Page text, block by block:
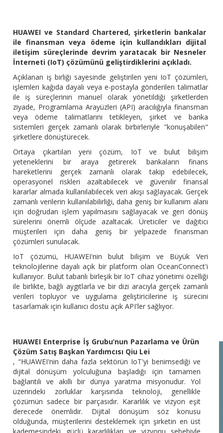
HUAWEI ve Standard Chartered, şirketlerin bankalar
ile finansman veya ödeme için kullandıkları dijital
iletişim süreçlerinde devrim yaratacak bir Nesneler
İnterneti (IoT) çözümünü geliştirdiklerini açıkladı.
Açıklanan iş birliği sayesinde geliştirilen yeni IoT çözümleri,
işlemleri kağıda dayalı veya e-postayla gönderilen talimatlar
ile iş süreçlerinin manuel olarak yönetildiği şirketlerden
ziyade, Programlama Arayüzleri (API) aracılığıyla finansman
veya ödeme talimatlarını tetikleyen, şirket ve banka
sistemleri gerçek zamanlı olarak birbirleriyle "konuşabilen"
şirketlere dönüştürecek.
Ortaya çıkartılan yeni çözüm, IoT ve bulut bilişim
yeteneklerini bir araya getirerek bankaların finans
hareketlerini gerçek zamanlı olarak takip edebilecek,
operasyonel riskleri azaltabilecek ve güvenilir finansal
kararlar almada kullanılabilecek veri akışı sağlayacak. Gerçek
zamanlı verilerin kullanılabilirliği, daha geniş bir kullanım alanı
için doğrudan işlem yapılmasını sağlayacak ve geri dönüş
sürelerini önemli ölçüde azaltacak. Üreticiler ve dağıtıcı
müşterileri için daha geniş bir yelpazede finansman
çözümleri sunulacak.
IoT çözümü, HUAWEI'nin bulut bilişim ve Büyük Veri
teknolojilerine dayalı açık bir platform olan OceanConnect'i
kullanıyor. Bulut tabanlı birleşik bir IoT cihaz yönetimi özelliği
ile birlikte, bağlı aygıtlarla ve bir dizi aracıyla gerçek zamanlı
verileri topluyor ve uygulama geliştiricilerine iş sürecini
tasarlamak için kullanıcı dostu açık API'ler sağlıyor.
HUAWEI Enterprise İş Grubu’nun Pazarlama ve Ürün
Çözüm Satış Başkan Yardımcısı Qiu Lei
, “HUAWEI'nin daha fazla sektörün IoT'yi benimsediği ve
dijital dönüşüm yolculuğuna başladığı için tamamen
bağlantılı ve akıllı bir dünya yaratma misyonudur. Yol
üzerindeki zorluklar karşısında teknoloji, genellikle
çözümün sadece bir parçasıdır. Kararlılık ve vizyon eşit
derecede önemlidir. Dijital dönüşüm söz konusu
olduğunda, müşterilerini desteklemek için şirketin en üst